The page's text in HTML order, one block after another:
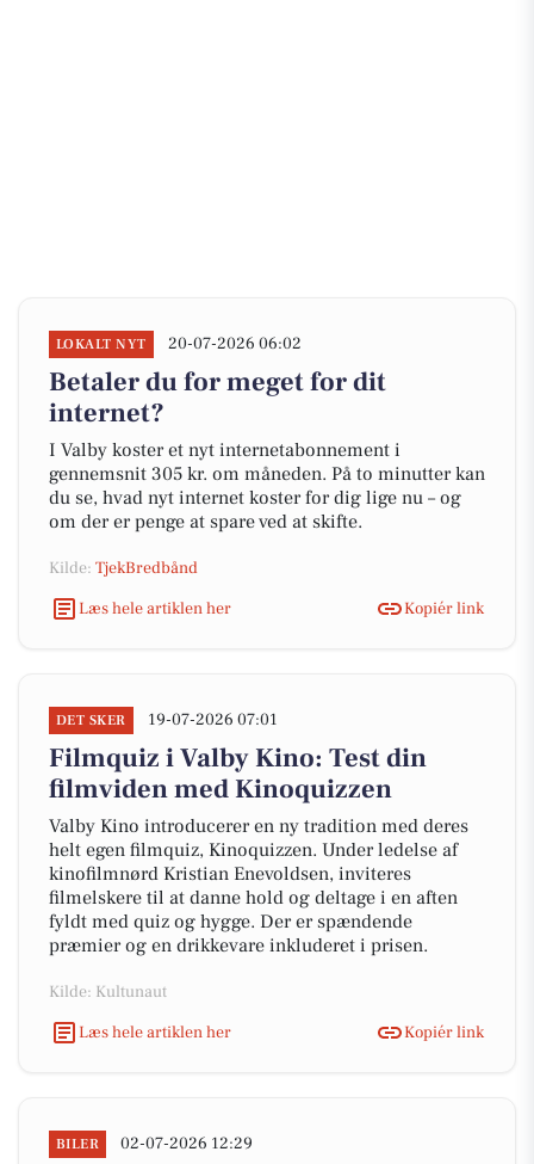
LOKALT NYT 20-07-2026 06:02
Betaler du for meget for dit
internet?
I Valby koster et nyt internetabonnement i
gennemsnit 305 kr. om måneden. På to minutter kan
du se, hvad nyt internet koster for dig lige nu – og
om der er penge at spare ved at skifte.
Kilde: TjekBredbånd
Læs hele artiklen her
Kopiér link
DET SKER 19-07-2026 07:01
Filmquiz i Valby Kino: Test din
filmviden med Kinoquizzen
Valby Kino introducerer en ny tradition med deres
helt egen filmquiz, Kinoquizzen. Under ledelse af
kinofilmnørd Kristian Enevoldsen, inviteres
filmelskere til at danne hold og deltage i en aften
fyldt med quiz og hygge. Der er spændende
præmier og en drikkevare inkluderet i prisen.
Kilde: Kultunaut
Læs hele artiklen her
Kopiér link
BILER 02-07-2026 12:29